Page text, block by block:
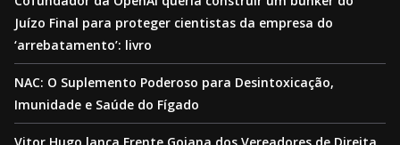
Juízo Final para proteger cientistas da empresa do
‘arrebatamento’: livro
NAC: O Suplemento Poderoso para Desintoxicação,
Imunidade e Saúde do Fígado